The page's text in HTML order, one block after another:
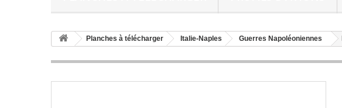
Planches à télécharger Italie-Naples Guerres Napoléoniennes